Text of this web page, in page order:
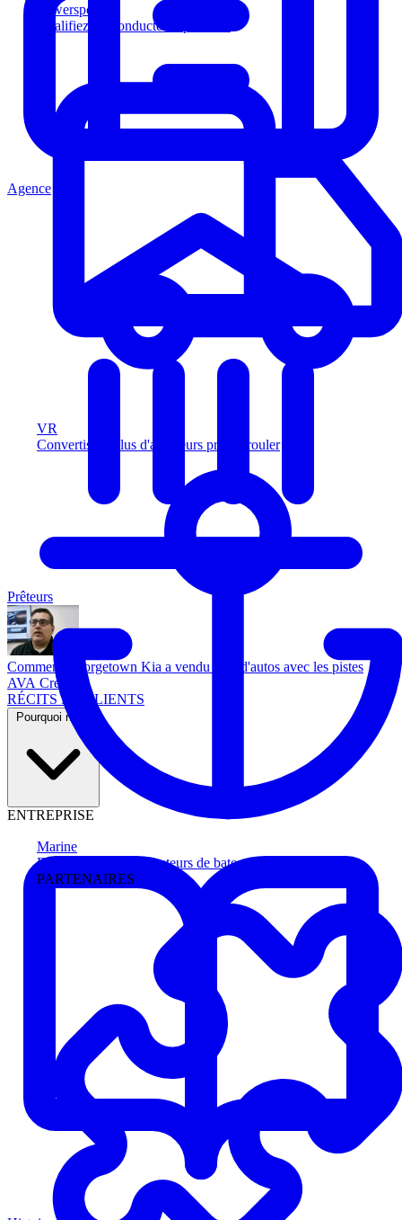
Powersports
Qualifiez les conducteurs plus vite
VR
Convertissez plus d'acheteurs prêts à rouler
Marine
Faites avancer les acheteurs de bateau
PARTENAIRES
Agence
Prêteurs
Comment Georgetown Kia a vendu plus d'autos avec les pistes
AVA Credit
RÉCITS DE CLIENTS
Pourquoi nous
ENTREPRISE